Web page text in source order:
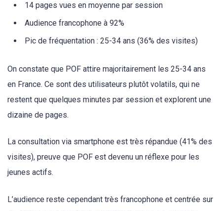
14 pages vues en moyenne par session
Audience francophone à 92%
Pic de fréquentation : 25-34 ans (36% des visites)
On constate que POF attire majoritairement les 25-34 ans
en France. Ce sont des utilisateurs plutôt volatils, qui ne
restent que quelques minutes par session et explorent une
dizaine de pages.
La consultation via smartphone est très répandue (41% des
visites), preuve que POF est devenu un réflexe pour les
jeunes actifs.
L’audience reste cependant très francophone et centrée sur